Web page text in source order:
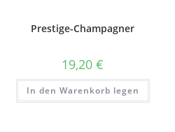
Prestige-Champagner
19,20€
In den Warenkorb legen